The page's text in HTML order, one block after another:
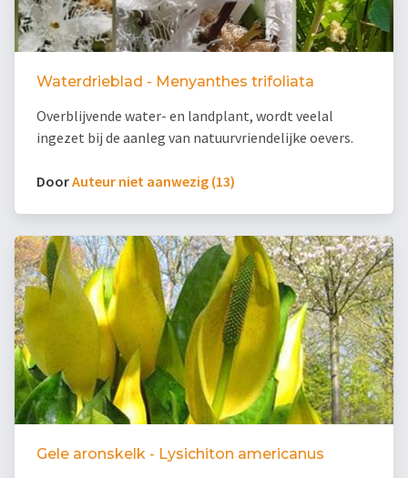
Waterdrieblad - Menyanthes trifoliata
Overblijvende water- en landplant, wordt veelal
ingezet bij de aanleg van natuurvriendelijke oevers.
DoorAuteur niet aanwezig (13)
Gele aronskelk - Lysichiton americanus